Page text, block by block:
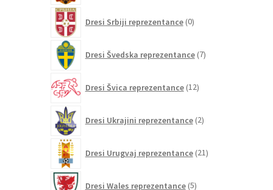
Dresi Srbiji reprezentance 0izdelkov
Dresi Švedska reprezentance 7izdelkov
Dresi Švica reprezentance 12izdelkov
Dresi Ukrajini reprezentance 2izdelka
Dresi Urugvaj reprezentance 21izdelkov
Dresi Wales reprezentance 5